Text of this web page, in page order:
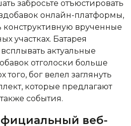
забросьте отъюстировать
онлайн-платформы,
конструктивную врученные
участках. Батарея
актуальные
отголоски больше
бог велел заглянуть
которые предлагают
события.
веб-